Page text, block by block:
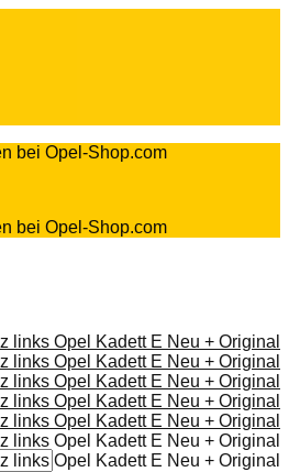
bei Opel-Shop.com
bei Opel-Shop.com